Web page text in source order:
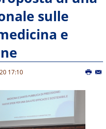
sulle
e
17:10